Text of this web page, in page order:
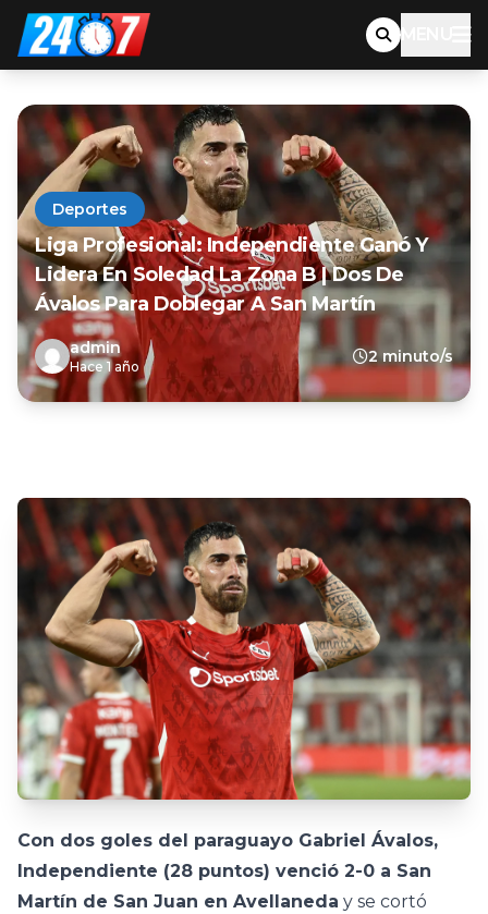
MENU
Deportes
Liga Profesional: Independiente Ganó Y
Lidera En Soledad La Zona B | Dos De
Ávalos Para Doblegar A San Martín
admin
Hace 1 año
2 minuto/s
Con dos goles del paraguayo Gabriel Ávalos,
Independiente (28 puntos) venció 2-0 a San
Martín de San Juan en Avellaneda y se cortó